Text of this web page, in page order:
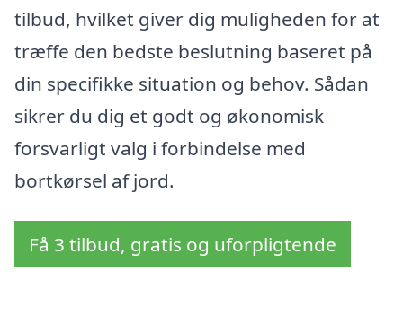
tilbud, hvilket giver dig muligheden for at
træffe den bedste beslutning baseret på
din specifikke situation og behov. Sådan
sikrer du dig et godt og økonomisk
forsvarligt valg i forbindelse med
bortkørsel af jord.
Få 3 tilbud, gratis og uforpligtende